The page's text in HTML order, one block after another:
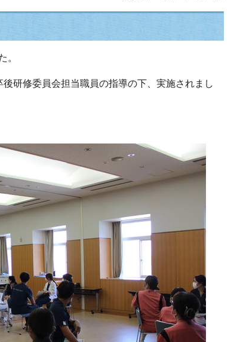
。
研修委員会担当職員の指導の下、実施されまし